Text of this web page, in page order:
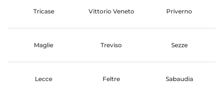
Tricase Vittorio Veneto Priverno
Maglie Treviso Sezze
Lecce Feltre Sabaudia